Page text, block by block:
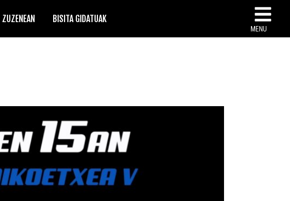
ZUZENEAN BISITA GIDATUAK
MENU